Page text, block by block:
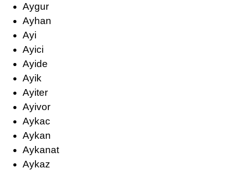
Aygur
Ayhan
Ayi
Ayici
Ayide
Ayik
Ayiter
Ayivor
Aykac
Aykan
Aykanat
Aykaz